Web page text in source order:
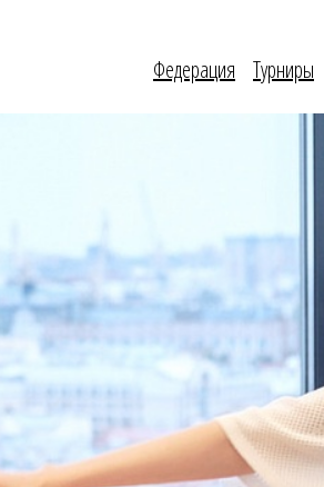
Федерация Турниры